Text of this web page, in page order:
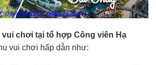
chơi tại tổ hợp Công viên Hạ
vui chơi hấp dẫn như: